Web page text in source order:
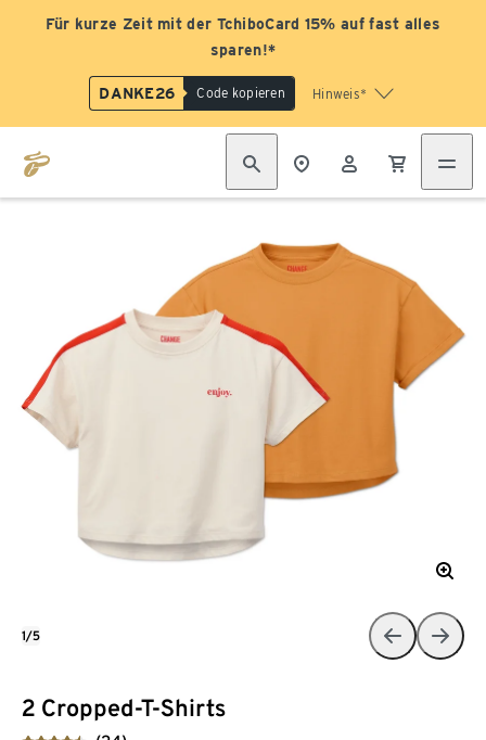
Für kurze Zeit mit der TchiboCard 15% auf fast alles
sparen!*
DANKE26 Code kopieren Hinweis*
2 Cropped-T-Shirts
1/5